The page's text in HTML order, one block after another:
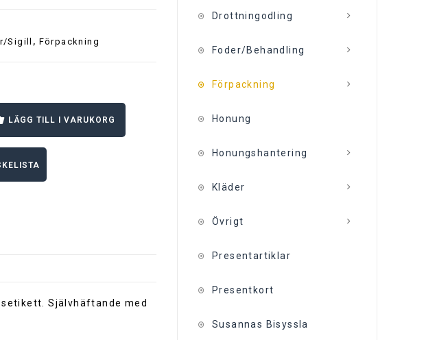
Sigill , Förpackning
LÄGG TILL I VARUKORG
Självhäftande med
Drottningodling
Foder/Behandling
Förpackning
Honung
Honungshantering
Kläder
Övrigt
Presentartiklar
Presentkort
Susannas Bisyssla